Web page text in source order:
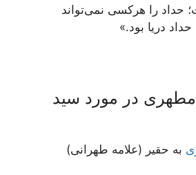
حداد را هرکسی نمی‌تواند
دریا بود.»
مطهری در مورد سید
به حقير (علامه طهرانی)